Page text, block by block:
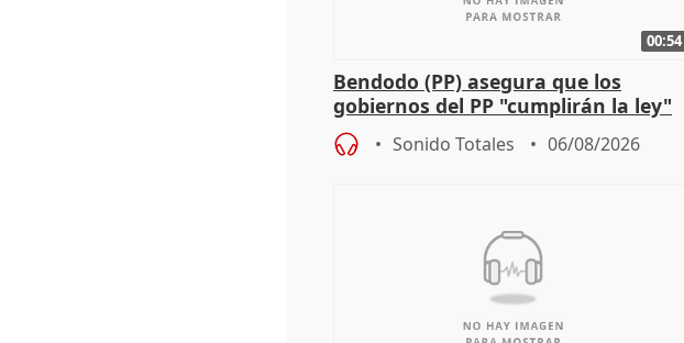
00:54
Bendodo (PP) asegura que los
gobiernos del PP "cumplirán la ley"
sobre los menores migrantes
Sonido Totales 06/08/2026